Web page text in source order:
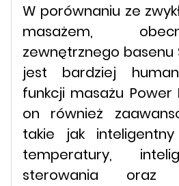
W porównaniu ze
masażem,
zewnętrznego basenu
jest bardziej
funkcji masażu Power
on również
takie jak
temperatury,
sterowania oraz